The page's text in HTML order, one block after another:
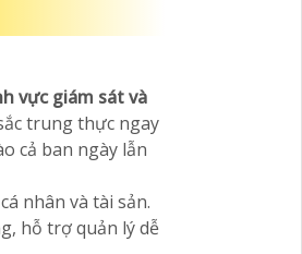
vực giám sát và
trung thực ngay
cả ban ngày lẫn
nhân và tài sản.
hỗ trợ quản lý dễ